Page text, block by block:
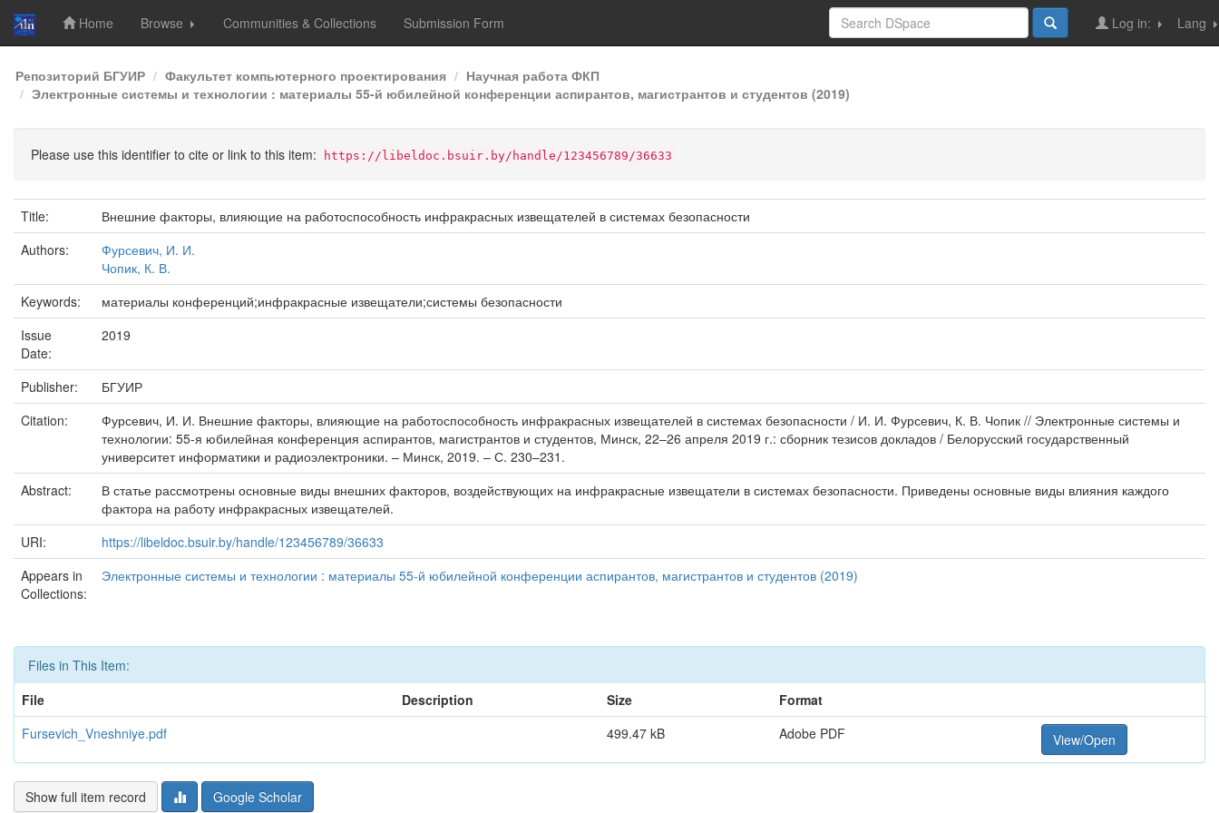
Skip
navigation
Home Browse Communities & Collections Submission Form Lang
Log in:
Репозиторий БГУИР Факультет компьютерного проектирования
Научная работа ФКП
Электронные системы и технологии : материалы 55-й юбилейной конференции аспирантов, магистрантов и студентов (2019)
Please use this identifier to cite or link to this item: https://libeldoc.bsuir.by/handle/123456789/36633
Title:
Внешние факторы, влияющие на работоспособность инфракрасных извещателей в системах безопасности
Authors:
Фурсевич, И. И.
Чопик, К. В.
Keywords:
материалы конференций;инфракрасные извещатели;системы безопасности
Issue
Date:
2019
Publisher:
БГУИР
Citation:
Фурсевич, И. И. Внешние факторы, влияющие на работоспособность инфракрасных извещателей в системах безопасности / И. И. Фурсевич, К. В. Чопик // Электронные системы и
технологии: 55-я юбилейная конференция аспирантов, магистрантов и студентов, Минск, 22–26 апреля 2019 г.: сборник тезисов докладов / Белорусский государственный
университет информатики и радиоэлектроники. – Минск, 2019. – С. 230–231.
Abstract:
В статье рассмотрены основные виды внешних факторов, воздействующих на инфракрасные извещатели в системах безопасности. Приведены основные виды влияния каждого
фактора на работу инфракрасных извещателей.
URI:
https://libeldoc.bsuir.by/handle/123456789/36633
Appears in
Collections:
Электронные системы и технологии : материалы 55-й юбилейной конференции аспирантов, магистрантов и студентов (2019)
Files in This Item:
File
Description Size
Format
Fursevich_Vneshniye.pdf
499.47 kB Adobe PDF View/Open
Show full item record Google Scholar